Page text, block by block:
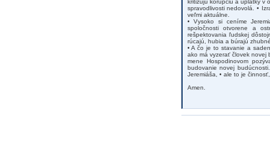
kritizujú korupciu a úplatky v
spravodlivosti nedovolá. •
veľmi aktuálne.
• Vysoko si ceníme
spoločnosti otvorene a
rešpektovania ľudskej
rúcajú, hubia a búrajú
• A čo je to stavanie a
ako má vyzerať človek novej
mene Hospodinovom
budovanie novej
Jeremiáša, • ale to je
Amen.